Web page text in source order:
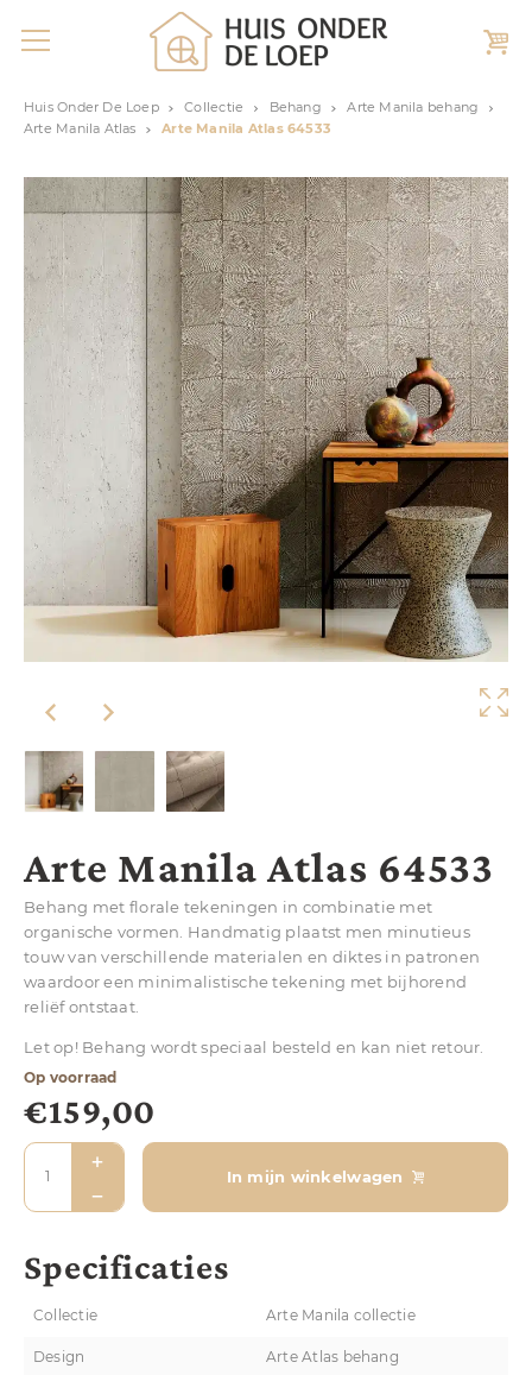
Huis Onder De Loep Collectie Behang
Arte Manila behang
Arte Manila Atlas
Arte Manila Atlas 64533
Arte Manila Atlas 64533
Behang met florale tekeningen in combinatie met
organische vormen. Handmatig plaatst men minutieus
touw van verschillende materialen en diktes in patronen
waardoor een minimalistische tekening met bijhorend
reliëf ontstaat.
Let op! Behang wordt speciaal besteld en kan niet retour.
Op voorraad
€159,00
In mijn winkelwagen
Specificaties
Collectie Arte Manila collectie
Design Arte Atlas behang